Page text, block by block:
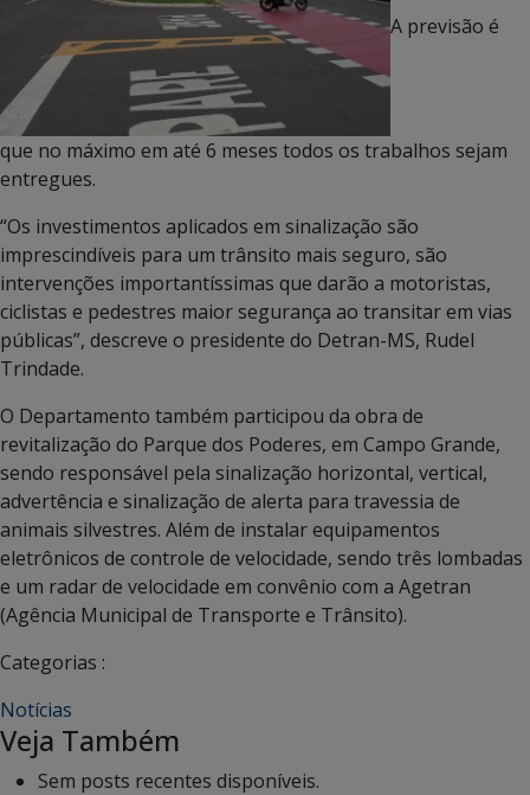
A previsão é
que no máximo em até 6 meses todos os trabalhos sejam
entregues.
“Os investimentos aplicados em sinalização são
imprescindíveis para um trânsito mais seguro, são
intervenções importantíssimas que darão a motoristas,
ciclistas e pedestres maior segurança ao transitar em vias
públicas”, descreve o presidente do Detran-MS, Rudel
Trindade.
O Departamento também participou da obra de
revitalização do Parque dos Poderes, em Campo Grande,
sendo responsável pela sinalização horizontal, vertical,
advertência e sinalização de alerta para travessia de
animais silvestres. Além de instalar equipamentos
eletrônicos de controle de velocidade, sendo três lombadas
e um radar de velocidade em convênio com a Agetran
(Agência Municipal de Transporte e Trânsito).
Categorias :
Notícias
Veja Também
Sem posts recentes disponíveis.